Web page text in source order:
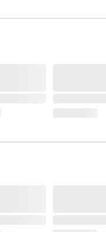
生産国